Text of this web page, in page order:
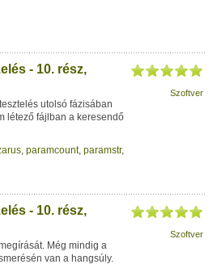
- 10. rész,
utolsó fázisában
létező fájlban a keresendő
, paramcount, paramstr,
Szoftver
- 10. rész,
Még mindig a
van a hangsúly.
Szoftver